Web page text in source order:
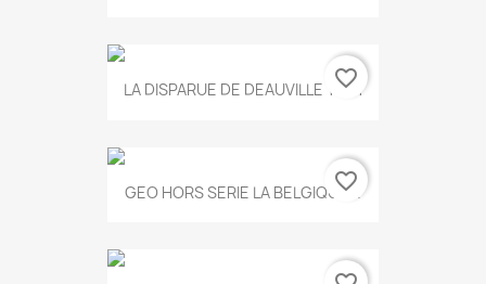
LA DISPARUE DE DEAUVILLE T.551
favorite_border
GEO HORS SERIE LA BELGIQUE...
favorite_border